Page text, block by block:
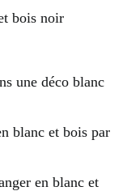
une déco blanc
blanc et bois par
en blanc et